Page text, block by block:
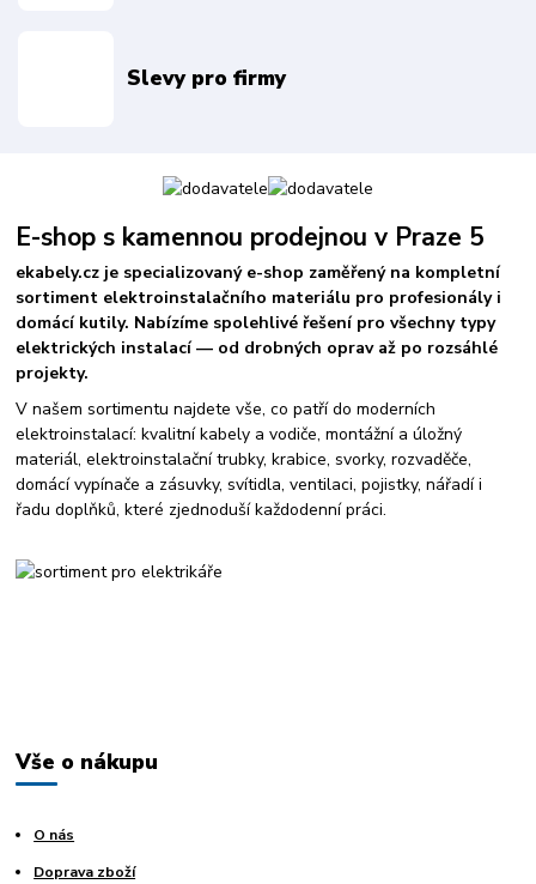
Slevy pro firmy
E-shop s kamennou prodejnou v Praze 5
ekabely.cz je specializovaný e-shop zaměřený na kompletní
sortiment elektroinstalačního materiálu pro profesionály i
domácí kutily. Nabízíme spolehlivé řešení pro všechny typy
elektrických instalací — od drobných oprav až po rozsáhlé
projekty.
V našem sortimentu najdete vše, co patří do moderních
elektroinstalací: kvalitní kabely a vodiče, montážní a úložný
materiál, elektroinstalační trubky, krabice, svorky, rozvaděče,
domácí vypínače a zásuvky, svítidla, ventilaci, pojistky, nářadí i
řadu doplňků, které zjednoduší každodenní práci.
Vše o nákupu
O nás
Doprava zboží